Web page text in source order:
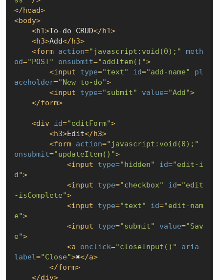
</head>
<body>
<h1>To-do CRUD</h1>
<h3>Add</h3>
<form action="javascript:void(0);"
meth
od="POST" onsubmit="addItem()">
<input type="text" id="add-name"
pl
aceholder="New to-do">
<input type="submit" value="Add">
</form>
<div id="editForm">
<h3>Edit</h3>
<form action="javascript:void(0);"
onsubmit="updateItem()">
<input type="hidden" id="edit-i
d">
<input type="checkbox" id="edit
-isComplete">
<input type="text" id="edit-nam
e">
<input type="submit" value="Sav
e">
<a onclick="closeInput()"
aria-
label="Close">✖</a>
</form>
</div>